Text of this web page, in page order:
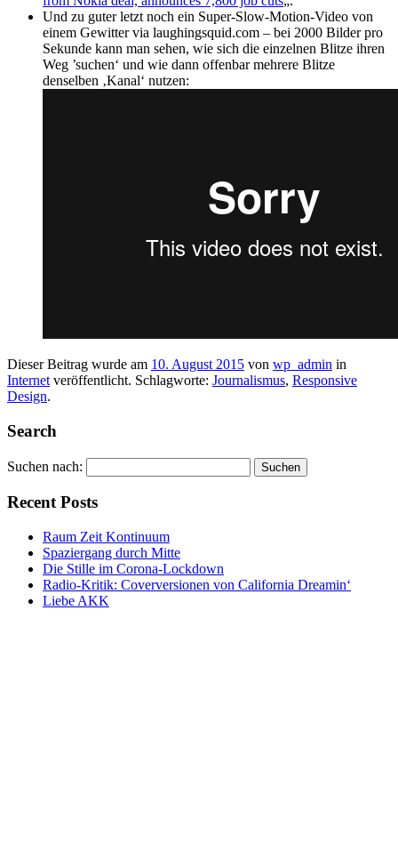
Und zu guter letzt noch ein Super-Slow-Motion-Video von
einem Gewitter via laughingsquid.com – bei 2000 Bilder pro
Sekunde kann man sehen, wie sich die einzelnen Blitze ihren
Weg ’suchen‘ und wie dann offenbar mehrere Blitze
denselben ‚Kanal‘ nutzen:
Dieser Beitrag wurde am 10. August 2015 von wp_admin in
Internet veröffentlicht. Schlagworte: Journalismus, Responsive
Design.
Search
Suchen nach:
Recent Posts
Raum Zeit Kontinuum
Spaziergang durch Mitte
Die Stille im Corona-Lockdown
Radio-Kritik: Coverversionen von California Dreamin‘
Liebe AKK